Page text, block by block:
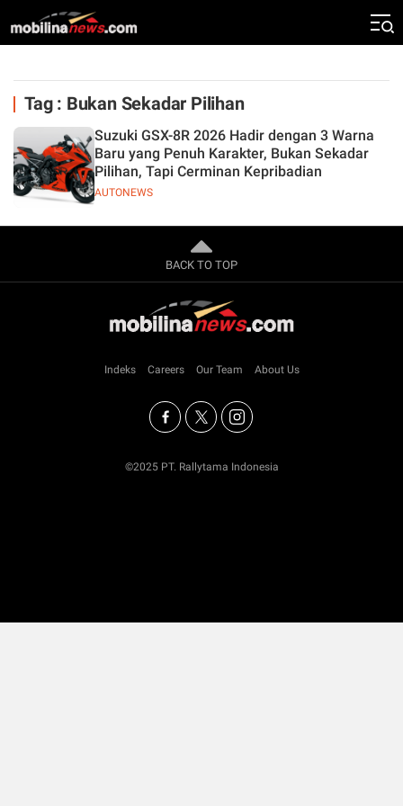
Tag : Bukan Sekadar Pilihan
AUTONEWS
Suzuki GSX-8R 2026 Hadir dengan 3 Warna
Baru yang Penuh Karakter, Bukan Sekadar
Pilihan, Tapi Cerminan Kepribadian
BACK TO TOP
Indeks Careers Our Team About Us
©2025 PT. Rallytama Indonesia